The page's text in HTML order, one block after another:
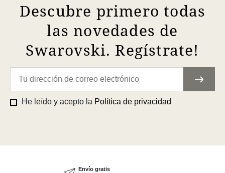
Descubre primero todas
las novedades de
Swarovski. Regístrate!
He leído y acepto la Política de privacidad
Envío gratis